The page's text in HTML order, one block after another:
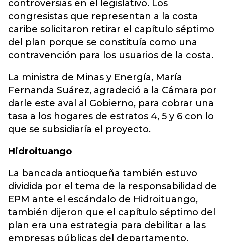
controversias en el legislativo. Los
congresistas que representan a la costa
caribe solicitaron retirar el capítulo séptimo
del plan porque se constituía como una
contravención para los usuarios de la costa.
La ministra de Minas y Energía, María
Fernanda Suárez, agradeció a la Cámara por
darle este aval al Gobierno, para cobrar una
tasa a los hogares de estratos 4, 5 y 6 con lo
que se subsidiaría el proyecto.
Hidroituango
La bancada antioqueña también estuvo
dividida por el tema de la responsabilidad de
EPM ante el escándalo de Hidroituango,
también dijeron que el capítulo séptimo del
plan era una estrategia para debilitar a las
empresas públicas del departamento.